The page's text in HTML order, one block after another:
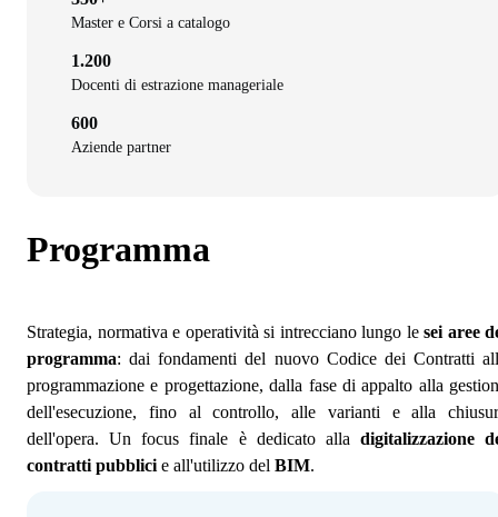
Master e Corsi a catalogo
1.200
Docenti di estrazione manageriale
600
Aziende partner
Programma
Strategia, normativa e operatività si intrecciano lungo le sei aree
programma: dai fondamenti del nuovo Codice dei Contratti
programmazione e progettazione, dalla fase di appalto alla
dell'esecuzione, fino al controllo, alle varianti e alla
dell'opera. Un focus finale è dedicato alla digitalizzazione
contratti pubblici e all'utilizzo del BIM.